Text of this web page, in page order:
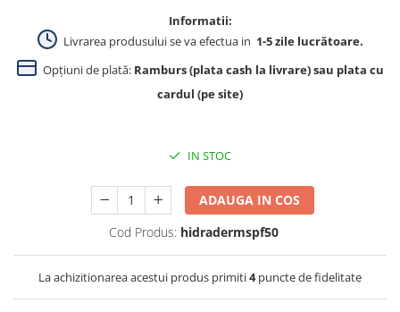
Informatii:
Livrarea produsului se va efectua in 1-5 zile lucrătoare.
Opțiuni de plată: Ramburs (plata cash la livrare) sau plata cu
cardul (pe site)
IN STOC
ADAUGA IN COS
Cod Produs: hidradermspf50
La achizitionarea acestui produs primiti4puncte de fidelitate